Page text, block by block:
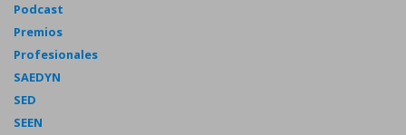
Podcast
Premios
Profesionales
SAEDYN
SED
SEEN